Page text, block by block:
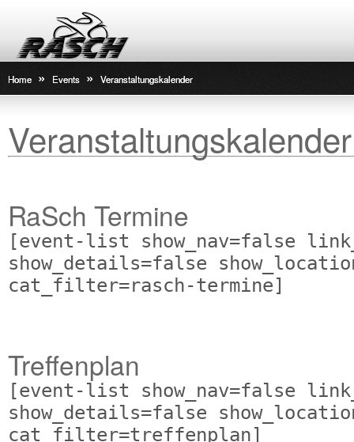
Home » Events » Veranstaltungskalender
Veranstaltungskalender
RaSch Termine
[event-list show_nav=false
show_details=false
cat_filter=rasch-termine]
Treffenplan
[event-list show_nav=false
show_details=false
cat_filter=treffenplan]